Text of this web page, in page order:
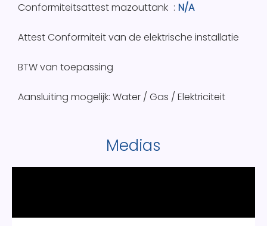
Conformiteitsattest mazouttank N/A
Attest Conformiteit van de elektrische installatie
BTW van toepassing
Aansluiting mogelijk: Water / Gas / Elektriciteit
Medias